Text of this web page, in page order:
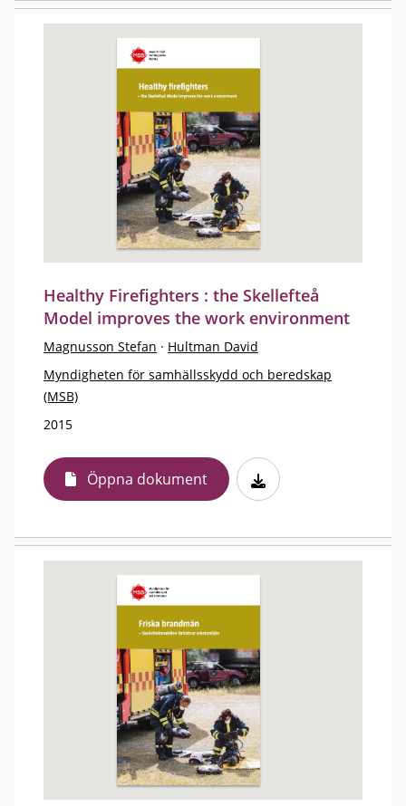
Healthy Firefighters : the Skellefteå
Model improves the work environment
Magnusson Stefan · Hultman David
Myndigheten för samhällsskydd och beredskap
(MSB)
2015
Öppna dokument